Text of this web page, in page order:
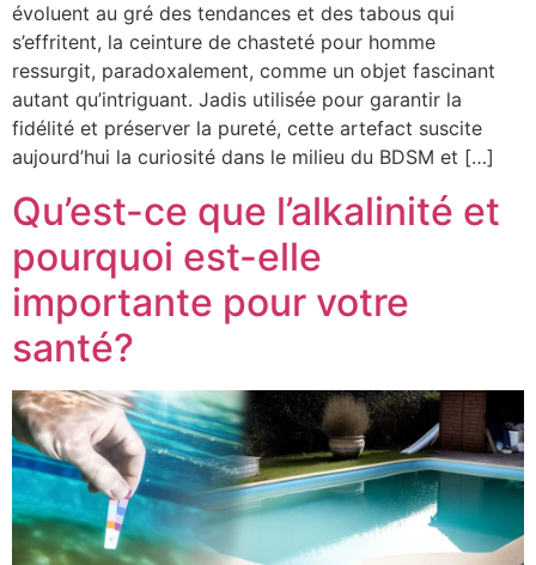
évoluent au gré des tendances et des tabous qui
s’effritent, la ceinture de chasteté pour homme
ressurgit, paradoxalement, comme un objet fascinant
autant qu’intriguant. Jadis utilisée pour garantir la
fidélité et préserver la pureté, cette artefact suscite
aujourd’hui la curiosité dans le milieu du BDSM et […]
Qu’est-ce que l’alkalinité et
pourquoi est-elle
importante pour votre
santé?